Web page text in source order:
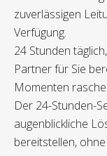
zuverlässigen
Verfügung.
24 Stunden
Partner für Sie
Momenten
Der 24-Stunden-
augenblickliche
bereitstellen,